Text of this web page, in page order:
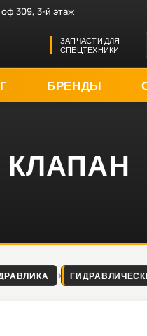
309, 3-й этаж
ЗАПЧАСТИ ДЛЯ
СПЕЦТЕХНИКИ
БРЕНДЫ
КЛАПАН